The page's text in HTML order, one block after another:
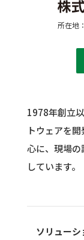
所在地
1978年創立
トウェアを開
心に、現場
しています。
ソリューシ